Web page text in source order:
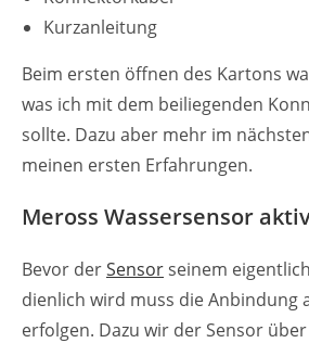
Kurzanleitung
Beim ersten öffnen des Kartons
was ich mit dem beiliegenden
sollte. Dazu aber mehr im
meinen ersten Erfahrungen.
Meross Wassersensor
Bevor derSensorseinem
dienlich wird muss die Anbindung
erfolgen. Dazu wir der Sensor